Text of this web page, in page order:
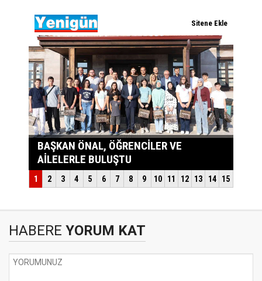
HABERE YORUM KAT